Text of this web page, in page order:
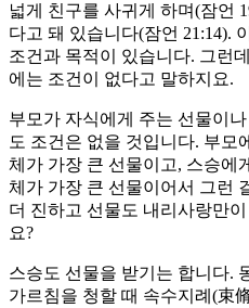
넓게 친구를 사귀게 하며(잠언
다고 돼 있습니다(잠언 21:14).
조건과 목적이 있습니다. 그런
에는 조건이 없다고 말하지요.
부모가 자식에게 주는 선물이
도 조건은 없을 것입니다. 부모
체가 가장 큰 선물이고, 스승에
체가 가장 큰 선물이어서 그런
더 진하고 선물도 내리사랑만
요?
스승도 선물을 받기는 합니다.
가르침을 청할 때 속수지례(束